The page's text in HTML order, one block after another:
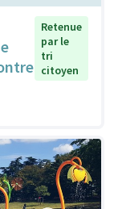
Retenue
par le
tri
citoyen